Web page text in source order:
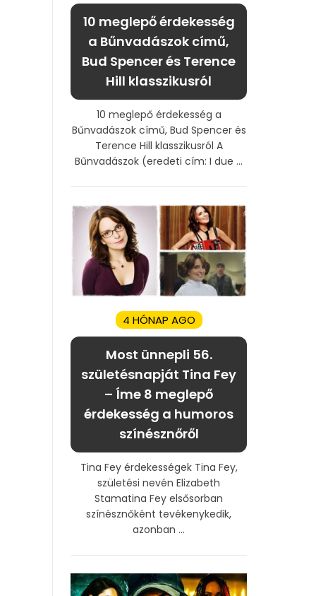
10 meglepő érdekesség
a Bűnvadászok című,
Bud Spencer és Terence
Hill klasszikusról
10 meglepő érdekesség a
Bűnvadászok című, Bud Spencer és
Terence Hill klasszikusról A
Bűnvadászok (eredeti cím: I due ...
4 HÓNAP AGO
Most ünnepli 56.
születésnapját Tina Fey
– Íme 8 meglepő
érdekesség a humoros
színésznőről
Tina Fey érdekességek Tina Fey,
születési nevén Elizabeth
Stamatina Fey elsősorban
színésznőként tevékenykedik,
azonban ...